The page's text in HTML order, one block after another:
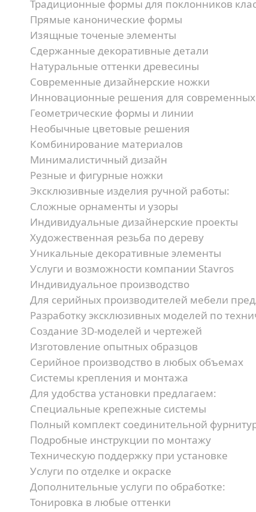
Традиционные формы для поклонников
Прямые канонические формы
Изящные точеные элементы
Сдержанные декоративные детали
Натуральные оттенки древесины
Современные дизайнерские ножки
Инновационные решения для современных
Геометрические формы и линии
Необычные цветовые решения
Комбинирование материалов
Минималистичный дизайн
Резные и фигурные ножки
Эксклюзивные изделия ручной работы:
Сложные орнаменты и узоры
Индивидуальные дизайнерские проекты
Художественная резьба по дереву
Уникальные декоративные элементы
Услуги и возможности компании Stavros
Индивидуальное производство
Для серийных производителей мебели
Разработку эксклюзивных моделей по
Создание 3D-моделей и чертежей
Изготовление опытных образцов
Серийное производство в любых объемах
Системы крепления и монтажа
Для удобства установки предлагаем:
Специальные крепежные системы
Полный комплект соединительной
Подробные инструкции по монтажу
Техническую поддержку при установке
Услуги по отделке и окраске
Дополнительные услуги по обработке:
Тонировка в любые оттенки